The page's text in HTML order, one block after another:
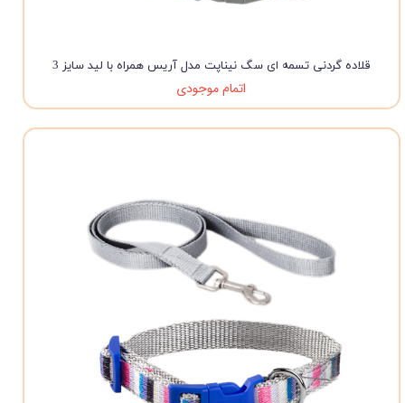
قلاده گردنی تسمه ای سگ نیناپت مدل آریس همراه با لید سایز 3
اتمام موجودی